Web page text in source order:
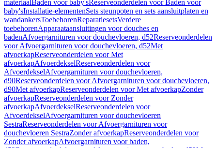
materiaalBaden voor baby'sReserveonderdelen voor Baden voor
baby'sInstallatie-elementenSets steunpoten en sets aansluitplaten en
wandankersToebehorenReparatiesetsVerdere
toebehorenApparaataansluitingen voor douches en
badenAfvoergarnituren voor douchevloeren, d52Reserveonderdelen
voor Afvoergarnituren voor douchevloeren, d52Met
afvoerkapReserveonderdelen voor Met
afvoerkapAfvoerdekselReserveonderdelen voor
AfvoerdekselAfvoergarnituren voor douchevloeren,
d90Reserveonderdelen voor Afvoergarnituren voor douchevloeren,
d90Met afvoerkapReserveonderdelen voor Met afvoerkapZonder
afvoerkapReserveonderdelen voor Zonder
afvoerkapAfvoerdekselReserveonderdelen voor
AfvoerdekselAfvoergarnituren voor douchevloeren
SestraReserveonderdelen voor Afvoergarnituren voor
douchevloeren SestraZonder afvoerkapReserveonderdelen voor
Zonder afvoerkapAfvoergarnituren voor baden,